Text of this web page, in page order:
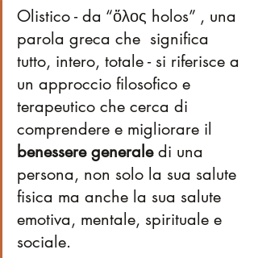
Olistico - da “ὅλος holos” , una
parola greca che  significa
tutto, intero, totale - si riferisce a
un approccio filosofico e
terapeutico che cerca di
comprendere e migliorare il
benessere generale di una
persona, non solo la sua salute
fisica ma anche la sua salute
emotiva, mentale, spirituale e
sociale.